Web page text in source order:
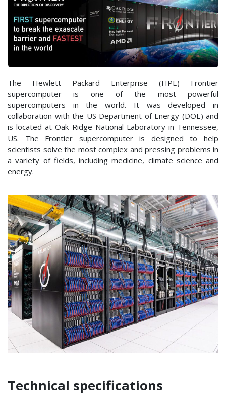
The Hewlett Packard Enterprise (HPE) Frontier
supercomputer is one of the most powerful
supercomputers in the world. It was developed in
collaboration with the US Department of Energy (DOE) and
is located at Oak Ridge National Laboratory in Tennessee,
US. The Frontier supercomputer is designed to help
scientists solve the most complex and pressing problems in
a variety of fields, including medicine, climate science and
energy.
Technical specifications